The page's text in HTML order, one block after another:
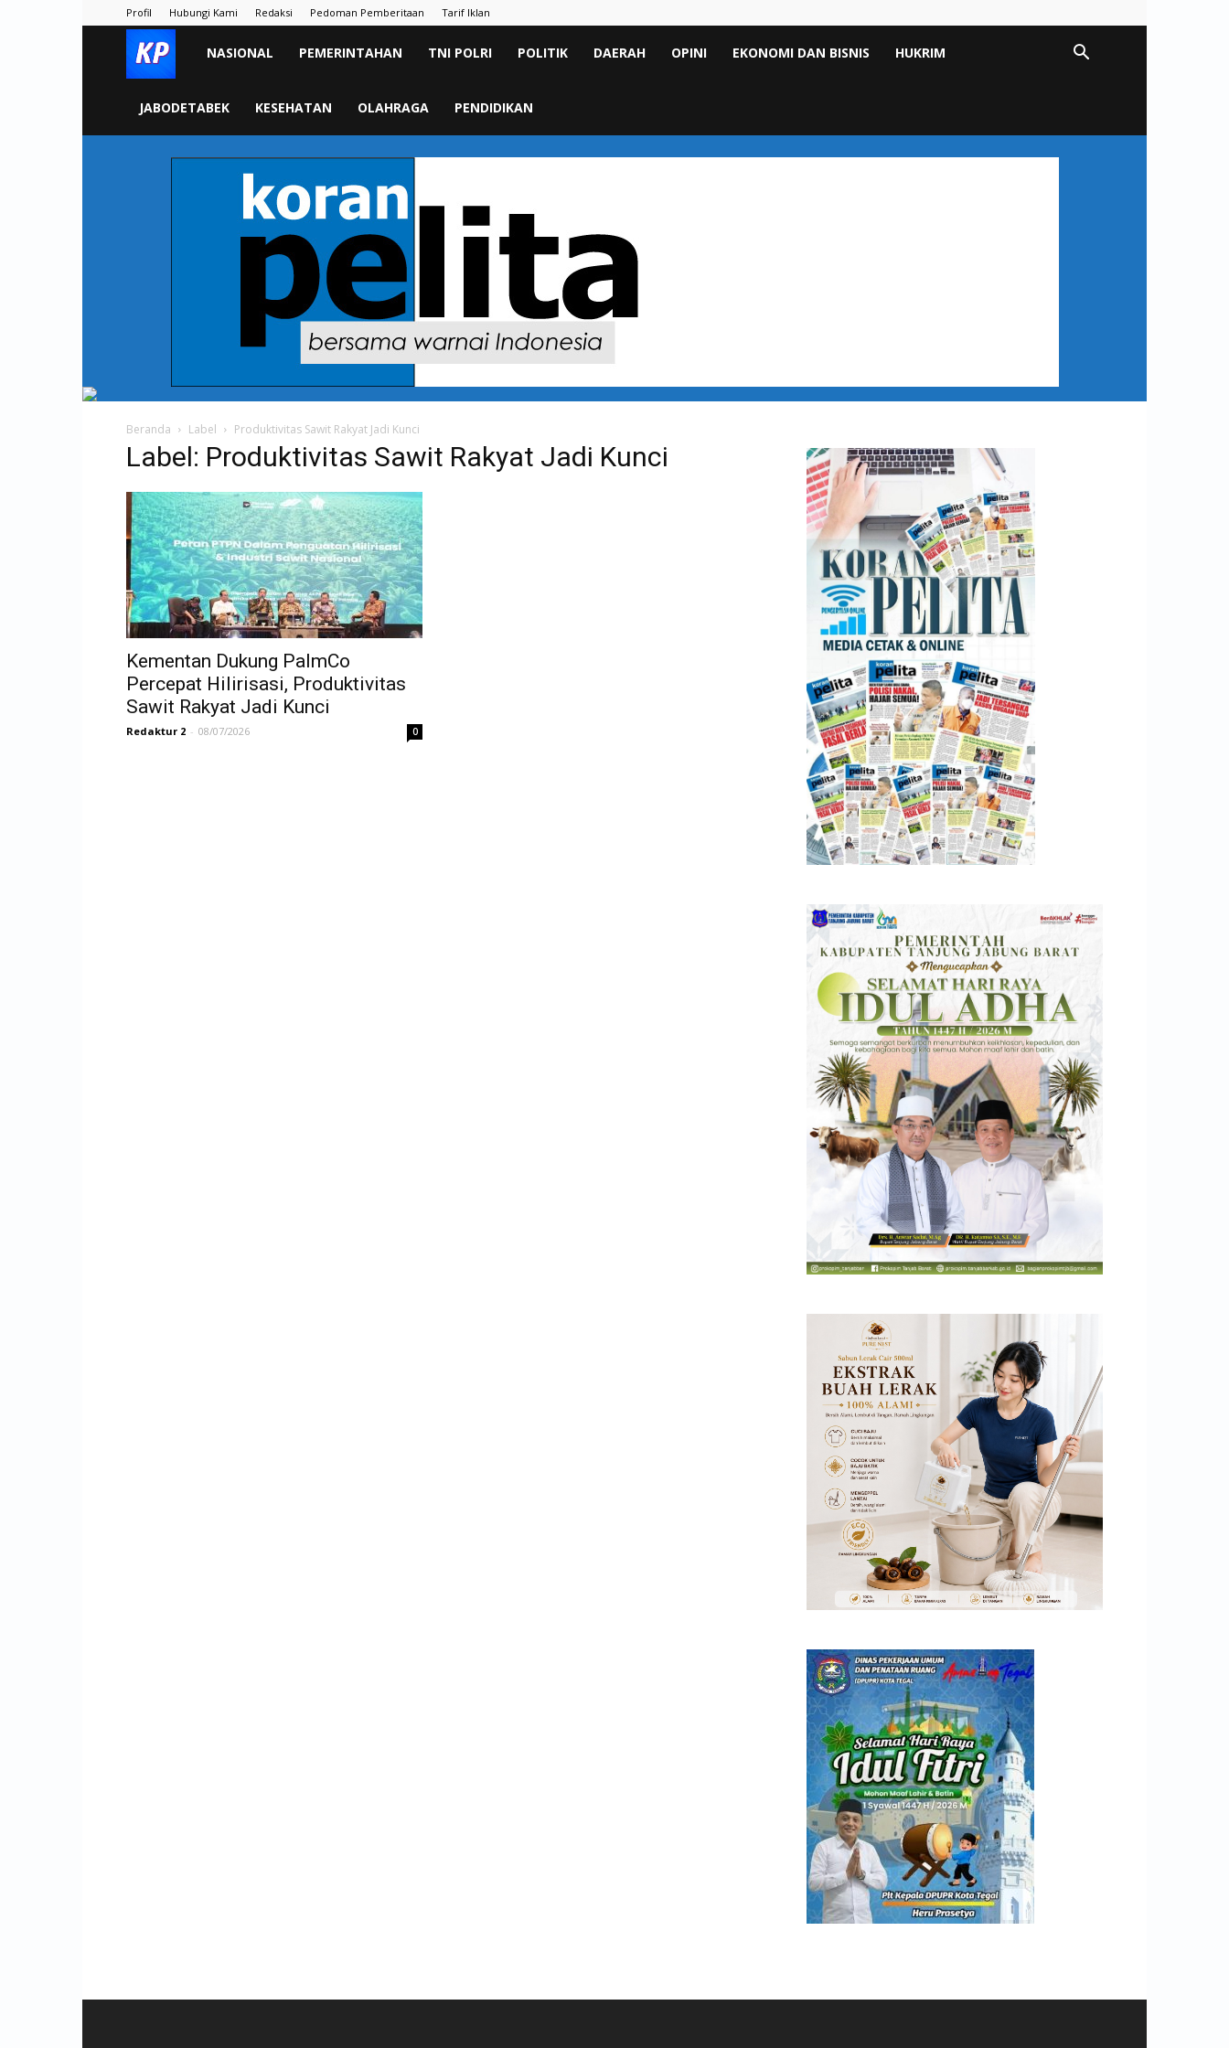
Profil Hubungi Kami Redaksi Pedoman Pemberitaan Tarif Iklan
KORAN
PELITA
NASIONAL PEMERINTAHAN TNI POLRI POLITIK DAERAH OPINI EKONOMI DAN BISNIS HUKRIM
JABODETABEK KESEHATAN OLAHRAGA PENDIDIKAN
Beranda Label Produktivitas Sawit Rakyat Jadi Kunci
Label: Produktivitas Sawit Rakyat Jadi Kunci
Kementan Dukung PalmCo
Percepat Hilirisasi, Produktivitas
Sawit Rakyat Jadi Kunci
Redaktur 2 - 08/07/2026 0